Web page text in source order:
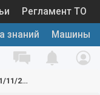
Регламент ТО
знаний Машины
2020